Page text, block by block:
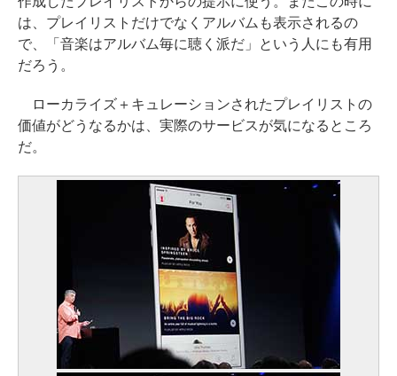
は、プレイリストだけでなくアルバムも表示されるの
で、「音楽はアルバム毎に聴く派だ」という人にも有用
だろう。
ローカライズ＋キュレーションされたプレイリストの
価値がどうなるかは、実際のサービスが気になるところ
だ。